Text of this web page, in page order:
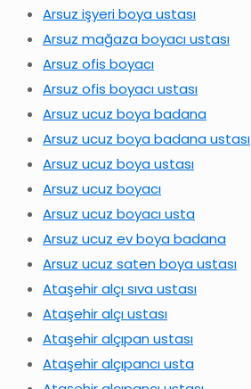
Arsuz işyeri boya ustası
Arsuz mağaza boyacı ustası
Arsuz ofis boyacı
Arsuz ofis boyacı ustası
Arsuz ucuz boya badana
Arsuz ucuz boya badana ustası
Arsuz ucuz boya ustası
Arsuz ucuz boyacı
Arsuz ucuz boyacı usta
Arsuz ucuz ev boya badana
Arsuz ucuz saten boya ustası
Ataşehir alçı sıva ustası
Ataşehir alçı ustası
Ataşehir alçıpan ustası
Ataşehir alçıpancı usta